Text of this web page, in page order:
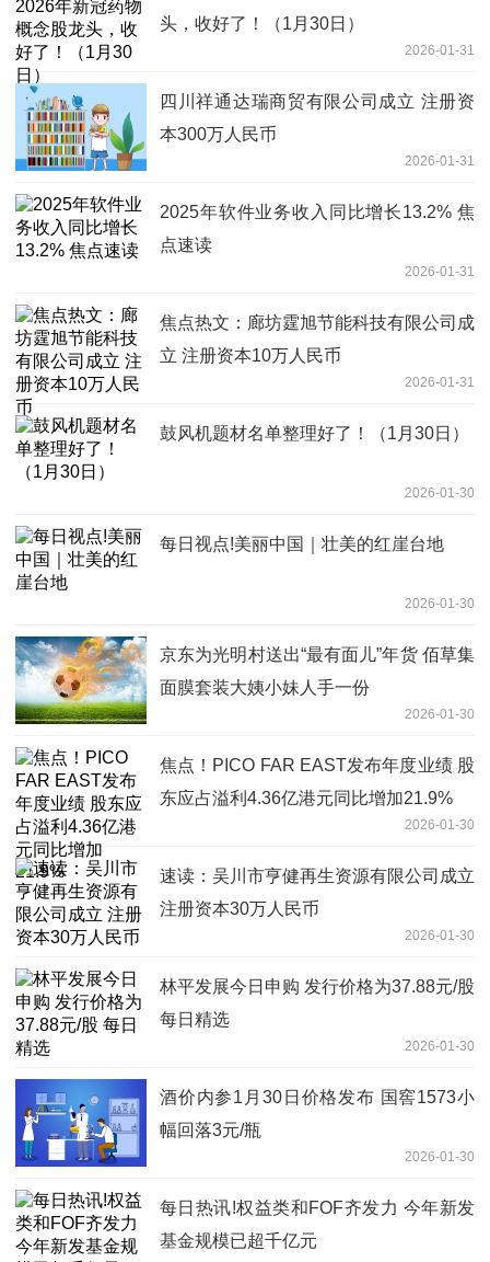
头，收好了！（1月30日）
2026-01-31
四川祥通达瑞商贸有限公司成立 注册资
本300万人民币
2026-01-31
2025年软件业务收入同比增长13.2% 焦
点速读
2026-01-31
焦点热文：廊坊霆旭节能科技有限公司成
立 注册资本10万人民币
2026-01-31
鼓风机题材名单整理好了！（1月30日）
2026-01-30
每日视点!美丽中国｜壮美的红崖台地
2026-01-30
京东为光明村送出“最有面儿”年货 佰草集
面膜套装大姨小妹人手一份
2026-01-30
焦点！PICO FAR EAST发布年度业绩 股
东应占溢利4.36亿港元同比增加21.9%
2026-01-30
速读：吴川市亨健再生资源有限公司成立
注册资本30万人民币
2026-01-30
林平发展今日申购 发行价格为37.88元/股
每日精选
2026-01-30
酒价内参1月30日价格发布 国窖1573小
幅回落3元/瓶
2026-01-30
每日热讯!权益类和FOF齐发力 今年新发
基金规模已超千亿元